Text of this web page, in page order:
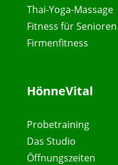
Thai-Yoga-Massage
Fitness für Senioren
Firmenfitness
HönneVital
Probetraining
Das Studio
Öffnungszeiten